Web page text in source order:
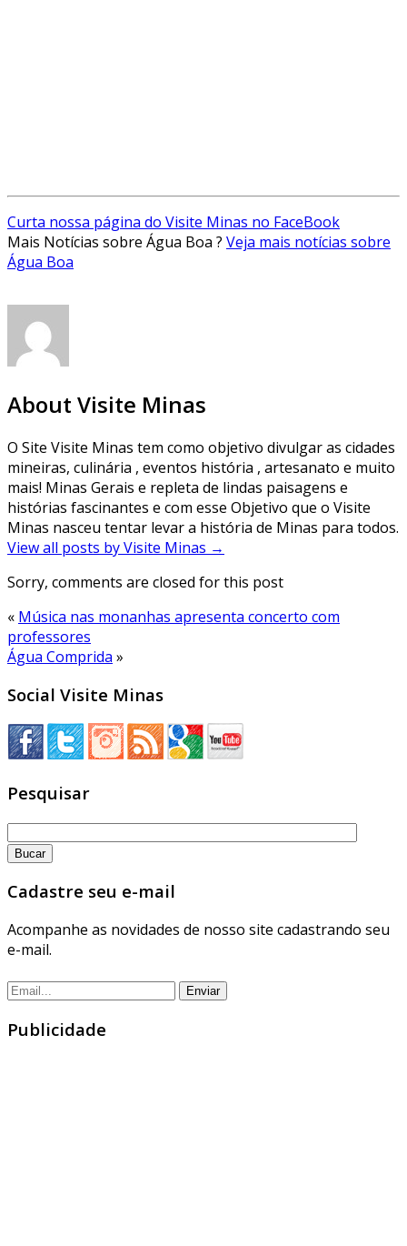
Curta nossa página do Visite Minas no FaceBook
Mais Notícias sobre Água Boa ? Veja mais notícias sobre
Água Boa
About Visite Minas
O Site Visite Minas tem como objetivo divulgar as cidades
mineiras, culinária , eventos história , artesanato e muito
mais! Minas Gerais e repleta de lindas paisagens e
histórias fascinantes e com esse Objetivo que o Visite
Minas nasceu tentar levar a história de Minas para todos.
View all posts by Visite Minas →
Sorry, comments are closed for this post
« Música nas monanhas apresenta concerto com
professores
Água Comprida »
Social Visite Minas
Pesquisar
Cadastre seu e-mail
Acompanhe as novidades de nosso site cadastrando seu
e-mail.
Publicidade